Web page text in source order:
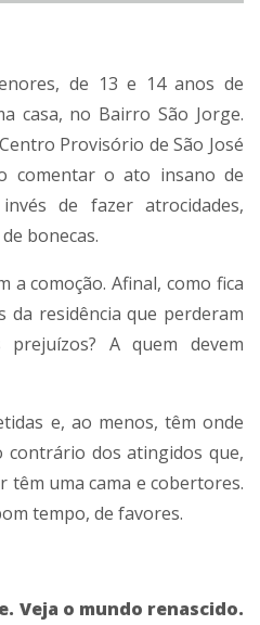
de 13 e 14 anos de
casa, no Bairro São Jorge.
Provisório de São José
comentar o ato insano de
de fazer atrocidades,
bonecas.
a comoção. Afinal, como fica
da residência que perderam
A quem devem
e, ao menos, têm onde
dos atingidos que,
têm uma cama e cobertores.
tempo, de favores.
Veja o mundo renascido.